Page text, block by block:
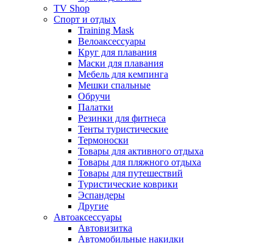
TV Shop
Спорт и отдых
Training Mask
Велоаксессуары
Круг для плавания
Маски для плавания
Мебель для кемпинга
Мешки спальные
Обручи
Палатки
Резинки для фитнеса
Тенты туристические
Термоноски
Товары для активного отдыха
Товары для пляжного отдыха
Товары для путешествий
Туристические коврики
Эспандеры
Другие
Автоаксессуары
Автовизитка
Автомобильные накидки